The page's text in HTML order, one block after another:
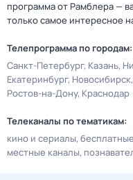
программа от Рамблера —
только самое интересное
Телепрограмма по городам:
Санкт-Петербург Казань
Екатеринбург Новосибирск
Ростов-на-Дону Краснодар
Телеканалы по тематикам:
кино и сериалы
местные каналы